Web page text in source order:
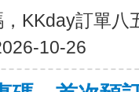
KKday訂單八
10-26